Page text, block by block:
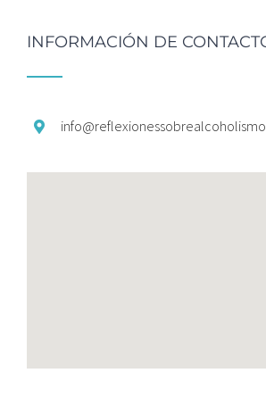
INFORMACIÓN DE
info@